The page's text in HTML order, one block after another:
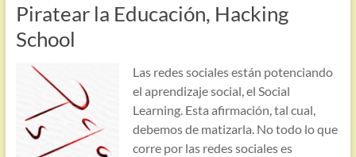
Piratear la Educación, Hacking
School
Las redes sociales están potenciando
el aprendizaje social, el Social
Learning. Esta afirmación, tal cual,
debemos de matizarla. No todo lo que
corre por las redes sociales es